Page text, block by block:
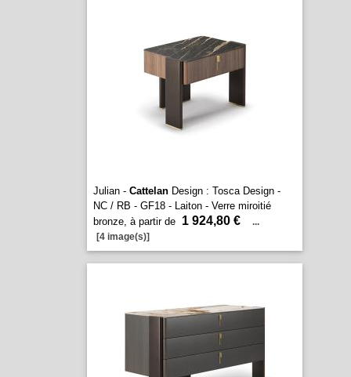
Julian - CattelanDesign : Tosca Design -
NC / RB - GF18 - Laiton - Verre miroitié
bronze, à partir de 1 924,80 €
...
[4 image(s)]